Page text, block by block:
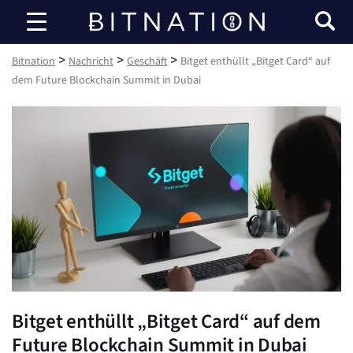
Bitnation
Bitnation > Nachricht > Geschäft > Bitget enthüllt „Bitget Card“ auf
dem Future Blockchain Summit in Dubai
Bitget enthüllt „Bitget Card“ auf dem
Future Blockchain Summit in Dubai